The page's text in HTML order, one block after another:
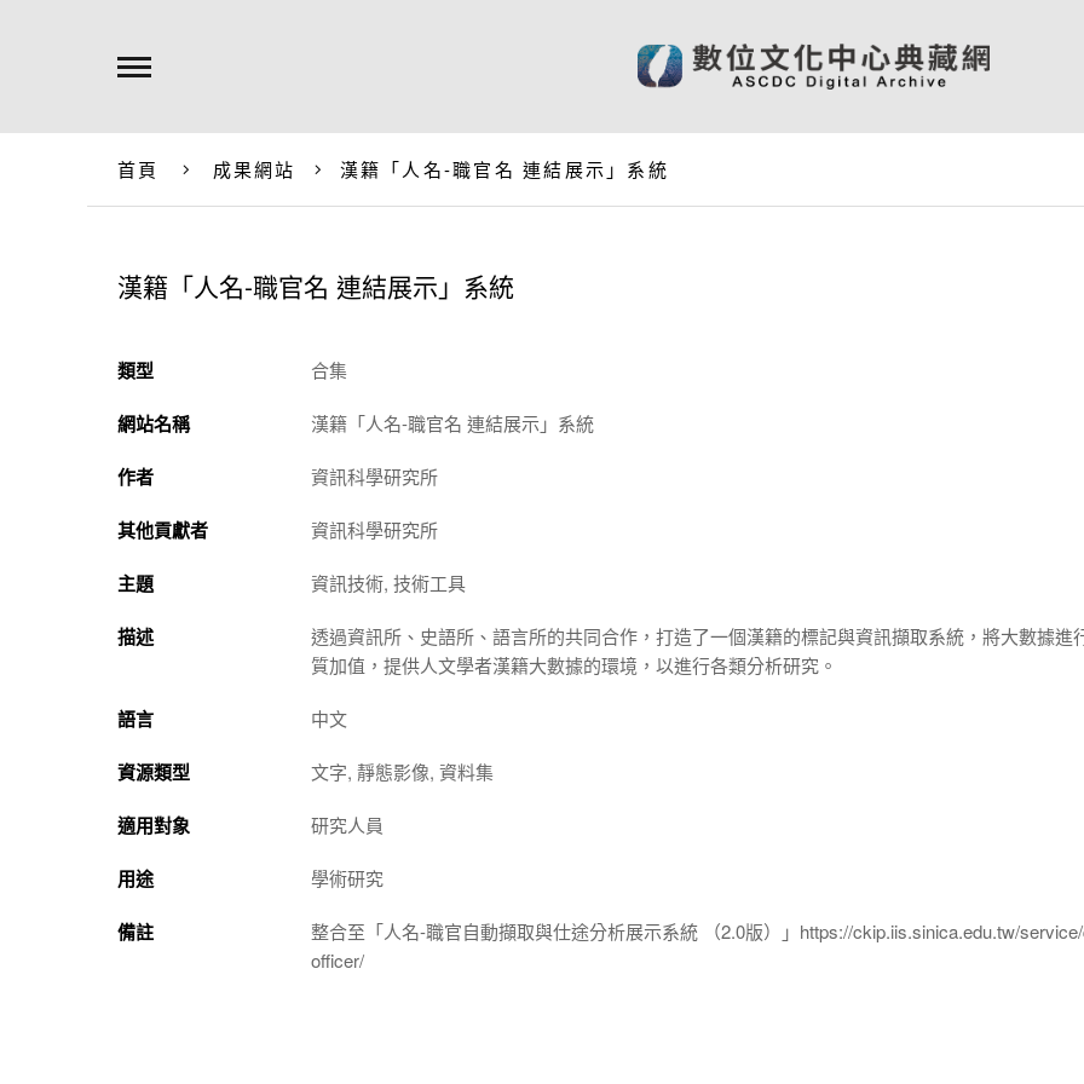
首頁 成果網站 漢籍「人名-職官名 連結展示」系統
漢籍「人名-職官名 連結展示」系統
類型 合集
網站名稱 漢籍「人名-職官名 連結展示」系統
作者 資訊科學研究所
其他貢獻者 資訊科學研究所
主題 資訊技術, 技術工具
描述
透過資訊所、史語所、語言所的共同合作，打造了一個漢籍的標記與資訊擷取系統，將大數據進
質加值，提供人文學者漢籍大數據的環境，以進行各類分析研究。
語言 中文
資源類型 文字, 靜態影像, 資料集
適用對象 研究人員
用途 學術研究
備註
整合至「人名-職官自動擷取與仕途分析展示系統 （2.0版）」https://ckip.iis.sinica.edu.tw/
officer/